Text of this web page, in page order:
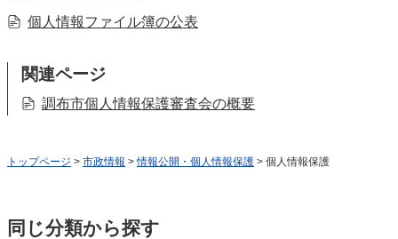
個人情報ファイル簿の公表
関連ページ
調布市個人情報保護審査会の概要
トップページ > 市政情報 >情報公開・個人情報保護 > 個人情報保護
同じ分類から探す